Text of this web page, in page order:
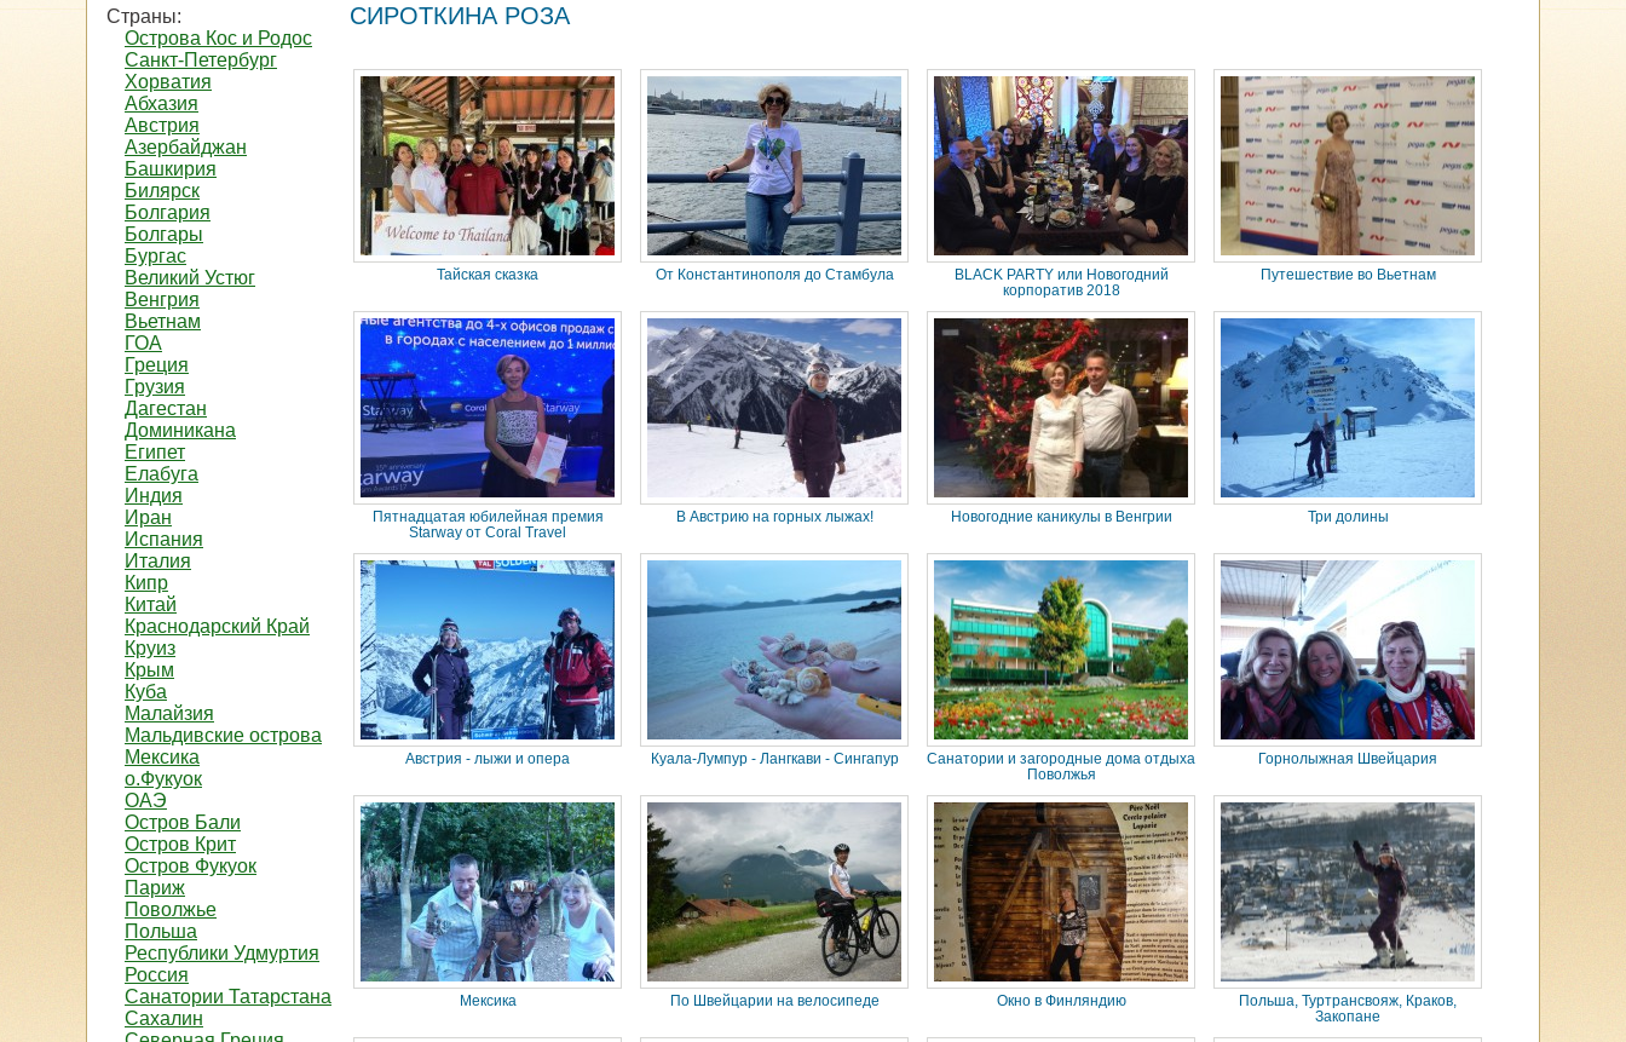
Страны:
Острова Кос и Родос
Санкт-Петербург
Хорватия
Абхазия
Австрия
Азербайджан
Башкирия
Билярск
Болгария
Болгары
Бургас
Великий Устюг
Венгрия
Вьетнам
ГОА
Греция
Грузия
Дагестан
Доминикана
Египет
Елабуга
Индия
Иран
Испания
Италия
Кипр
Китай
Краснодарский Край
Круиз
Крым
Куба
Малайзия
Мальдивские острова
Мексика
о.Фукуок
ОАЭ
Остров Бали
Остров Крит
Остров Фукуок
Париж
Поволжье
Польша
Республики Удмуртия
Россия
Санатории Татарстана
Сахалин
СИРОТКИНА РОЗА
Тайская сказка От Константинополя до Стамбула
BLACK PARTY или Новогодний
корпоратив 2018
Путешествие во Вьетнам
Пятнадцатая юбилейная премия
Starway от Coral Travel
В Австрию на горных лыжах! Новогодние каникулы в Венгрии Три долины
Австрия - лыжи и опера Куала-Лумпур - Лангкави - Сингапур
Санатории и загородные дома отдыха
Поволжья
Горнолыжная Швейцария
Мексика По Швейцарии на велосипеде Окно в Финляндию
Польша, Туртрансвояж, Краков,
Закопане